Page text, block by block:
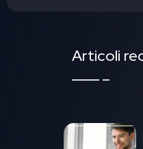
Articoli